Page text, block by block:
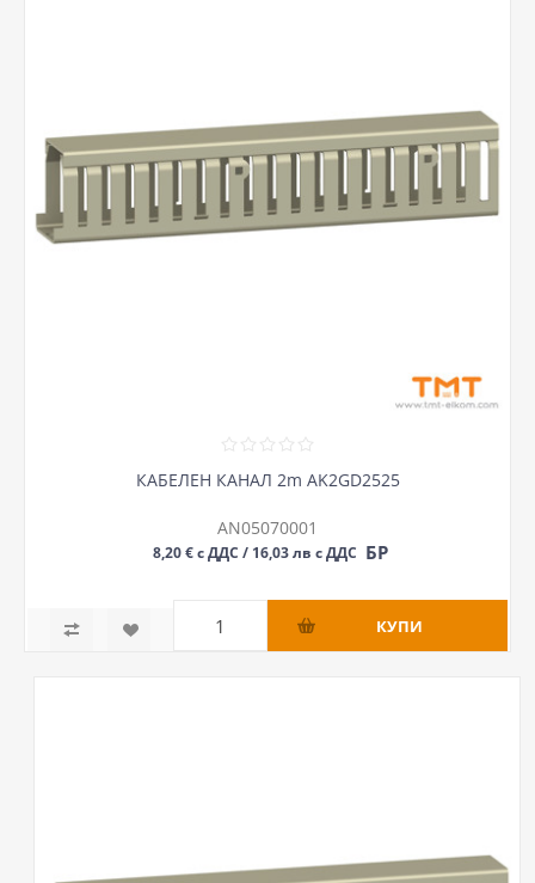
КАБЕЛЕН КАНАЛ 2m AK2GD2525
AN05070001
8,20 € с ДДС / 16,03 лв с ДДС БР